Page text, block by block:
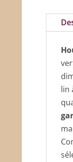
Madam
lin